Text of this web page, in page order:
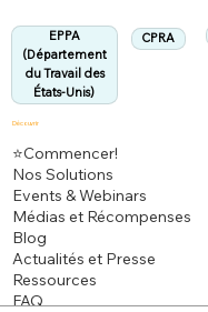
CPRA
EPPA
(Département
du Travail des
États-Unis)
Découvrir
⭐Commencer!
Nos Solutions
Events & Webinars
Médias et Récompenses
Blog
Actualités et Presse
Ressources
FAQ